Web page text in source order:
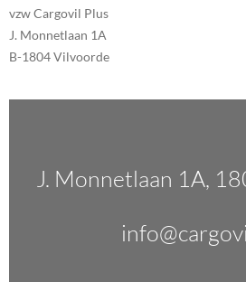
vzw Cargovil Plus
J. Monnetlaan 1A
B-1804 Vilvoorde
J. Monnetlaan 1A,